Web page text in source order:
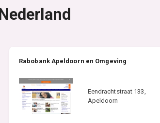
Rabobank Apeldoorn en Omgeving
Eendrachtstraat 133,
Apeldoorn